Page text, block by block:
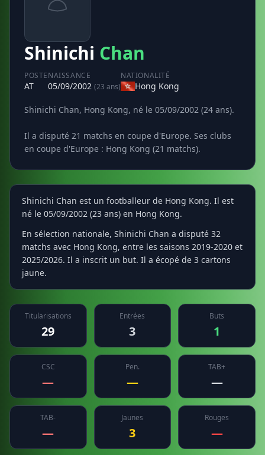
Shinichi Chan
POSTE
AT
NAISSANCE
05/09/2002 (23 ans)
NATIONALITÉ
Hong Kong
Shinichi Chan, Hong Kong, né le 05/09/2002 (24 ans).
Il a disputé 21 matchs en coupe d'Europe. Ses clubs
en coupe d'Europe : Hong Kong (21 matchs).
Shinichi Chan est un footballeur de Hong Kong. Il est
né le 05/09/2002 (23 ans) en Hong Kong.
En sélection nationale, Shinichi Chan a disputé 32
matchs avec Hong Kong, entre les saisons 2019-2020 et
2025/2026. Il a inscrit un but. Il a écopé de 3 cartons
jaune.
Titularisations
29
Entrées
3
Buts
1
CSC
—
Pen.
—
TAB+
—
TAB-
—
Jaunes
3
Rouges
—